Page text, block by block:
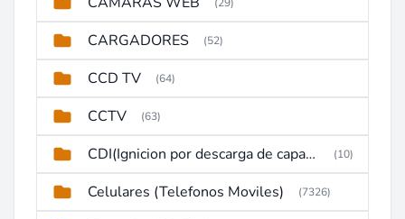
CARGADORES (52)
CCD TV (64)
CCTV (63)
CDI(Ignicion por descarga de capacitor) (10)
Celulares (Telefonos Moviles) (7326)